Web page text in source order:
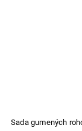
Sada gumených